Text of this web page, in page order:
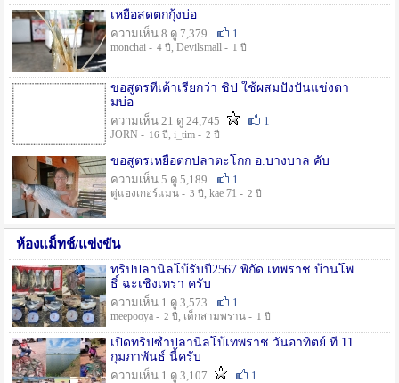
เหยื่อสดตกกุ้งบ่อ
ความเห็น 8 ดู 7,379
1
monchai - 4 ปี , Devilsmall - 1 ปี
ขอสูตรที่เค้าเรียกว่า ชิป ใช้ผสมปังปั่นแข่งตา
มบ่อ
ความเห็น 21 ดู 24,745
1
JORN - 16 ปี , i_tim - 2 ปี
ขอสูตรเหยื่อตกปลาตะโกก อ.บางบาล คับ
ความเห็น 5 ดู 5,189
1
ตู่แฮงเกอร์แมน - 3 ปี , kae 71 - 2 ปี
ห้องแม็ทช์/แข่งขัน
ทริปปลานิลโบ้รับปี2567 พิกัด เทพราช บ้านโพ
ธิ์ ฉะเชิงเทรา ครับ
ความเห็น 1 ดู 3,573
1
meepooya - 2 ปี , เด็กสามพราน - 1 ปี
เปิดทริปซ้ำปลานิลโบ้เทพราช วันอาทิตย์ ที่ 11
กุมภาพันธ์ นี้ครับ
ความเห็น 1 ดู 3,107
1